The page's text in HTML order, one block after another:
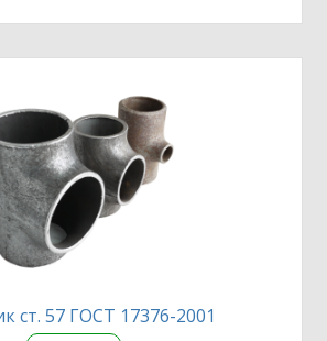
ст. 57 ГОСТ 17376-2001